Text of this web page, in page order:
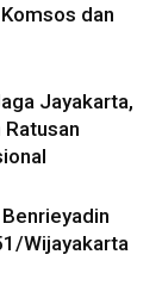
dan
Jayakarta,
Wijayakarta